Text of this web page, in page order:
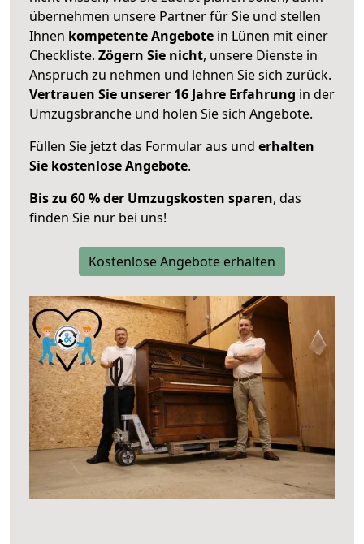
übernehmen unsere Partner für Sie und stellen
Ihnen kompetente Angebote in Lünen mit einer
Checkliste. Zögern Sie nicht, unsere Dienste in
Anspruch zu nehmen und lehnen Sie sich zurück.
Vertrauen Sie unserer 16 Jahre Erfahrung in der
Umzugsbranche und holen Sie sich Angebote.
Füllen Sie jetzt das Formular aus und erhalten
Sie kostenlose Angebote.
Bis zu 60 % der Umzugskosten sparen, das
finden Sie nur bei uns!
Kostenlose Angebote erhalten